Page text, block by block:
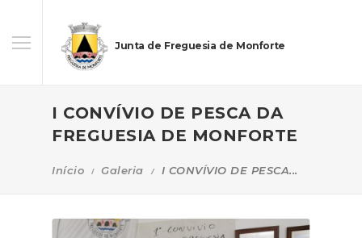
Junta de Freguesia de Monforte
I CONVÍVIO DE PESCA DA
FREGUESIA DE MONFORTE
Início Galeria I CONVÍVIO DE PESCA...